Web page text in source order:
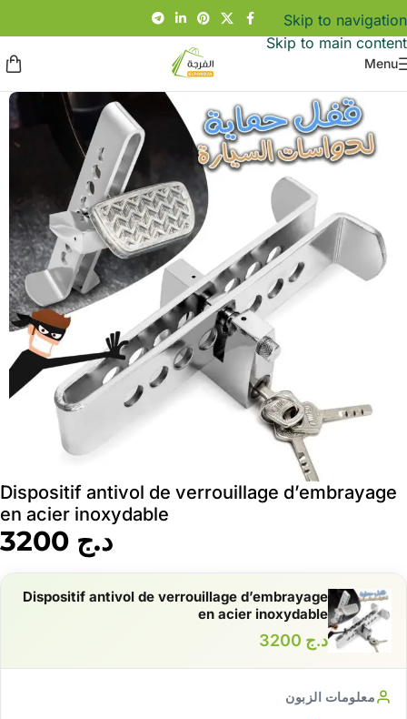
Skip to navigation
Skip to main content
Menu
Dispositif antivol de verrouillage d’embrayage
en acier inoxydable
د.ج
Dispositif antivol de verrouillage d’embrayage
en acier inoxydable
د.ج
معلومات الزبون